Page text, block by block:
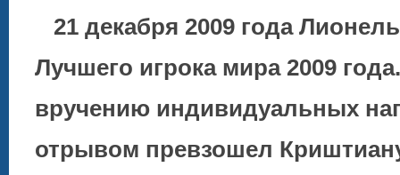
21 декабря 2009 года
Лучшего игрока мира 2009
вручению индивидуальных
отрывом превзошел